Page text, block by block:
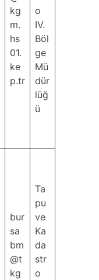
kg
m.
hs
01.
ke
p.tr
o
IV.
Böl
ge
Mü
dür
lüğ
ü
bur
sa
bm
@t
kg
Ta
pu
ve
Ka
da
str
o